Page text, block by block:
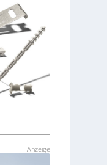
Anzeige